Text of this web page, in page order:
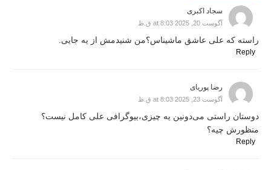
سجاد اکبری
آگوست 20, 2025 at 8:03 ق.ظ
راسته که علی عاشق ماشیناس؟من شنیدمش از یه جایی.
Reply
رضا پوریای
آگوست 23, 2025 at 8:03 ق.ظ
دوستان راستی می‌دونین یه چیزی،بیوگرافی علی کامل نیست؟
منظورش چیه؟
Reply